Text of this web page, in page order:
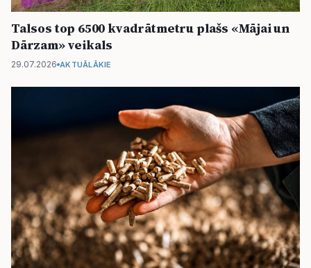
Talsos top 6500 kvadrātmetru plašs «Mājai un
Dārzam» veikals
29.07.2026 AKTUĀLĀKIE